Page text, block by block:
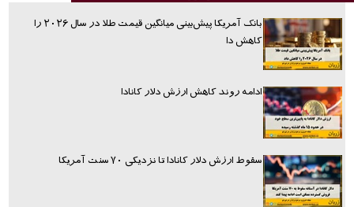
بانک آمریکا پیش‌بینی میانگین قیمت طلا در سال ۲۰۲۶ را
کاهش دا
ادامه روند کاهش ارزش دلار کانادا
سقوط ارزش دلار کانادا تا نزدیکی ۷۰ سنت آمریکا